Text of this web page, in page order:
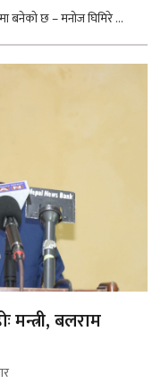
बनेको छ – मनोज घिमिरे ...
बलराम